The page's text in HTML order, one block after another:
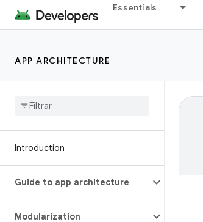
Essentials
APP ARCHITECTURE
Introduction
Guide to app architecture
Modularization